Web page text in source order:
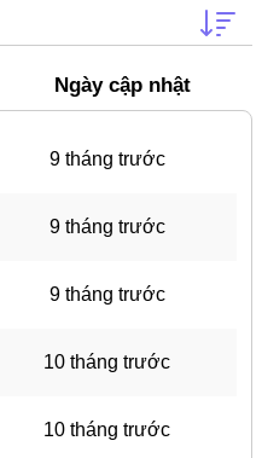
Ngày cập nhật
9 tháng trước
9 tháng trước
9 tháng trước
10 tháng trước
10 tháng trước